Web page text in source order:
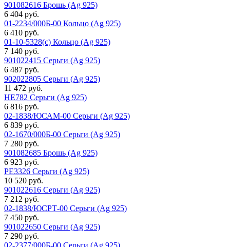
901082616 Брошь (Ag 925)
6 404 руб.
01-2234/000Б-00 Кольцо (Ag 925)
6 410 руб.
01-10-5328(с) Кольцо (Ag 925)
7 140 руб.
901022415 Серьги (Ag 925)
6 487 руб.
902022805 Серьги (Ag 925)
11 472 руб.
HE782 Серьги (Ag 925)
6 816 руб.
02-1838/ЮСАМ-00 Серьги (Ag 925)
6 839 руб.
02-1670/000Б-00 Серьги (Ag 925)
7 280 руб.
901082685 Брошь (Ag 925)
6 923 руб.
PE3326 Серьги (Ag 925)
10 520 руб.
901022616 Серьги (Ag 925)
7 212 руб.
02-1838/ЮСРТ-00 Серьги (Ag 925)
7 450 руб.
901022650 Серьги (Ag 925)
7 290 руб.